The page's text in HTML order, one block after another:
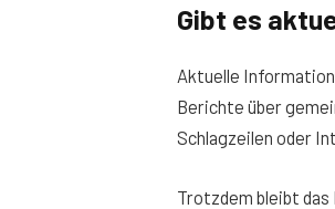
Gibt es
Aktuelle
Berichte über
Schlagzeilen oder
Trotzdem bleibt